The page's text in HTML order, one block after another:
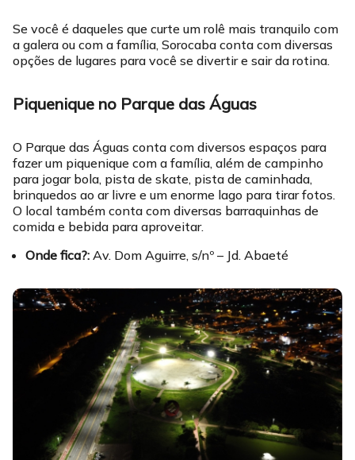
Se você é daqueles que curte um rolê mais tranquilo com
a galera ou com a família, Sorocaba conta com diversas
opções de lugares para você se divertir e sair da rotina.
Piquenique no Parque das Águas
O Parque das Águas conta com diversos espaços para
fazer um piquenique com a família, além de campinho
para jogar bola, pista de skate, pista de caminhada,
brinquedos ao ar livre e um enorme lago para tirar fotos.
O local também conta com diversas barraquinhas de
comida e bebida para aproveitar.
Onde fica?: Av. Dom Aguirre, s/nº – Jd. Abaeté